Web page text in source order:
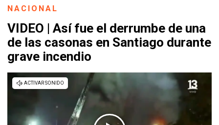
NACIONAL
VIDEO | Así fue el derrumbe de una
de las casonas en Santiago durante
grave incendio